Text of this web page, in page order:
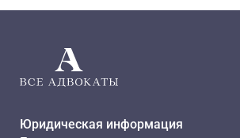
Юридическая информация